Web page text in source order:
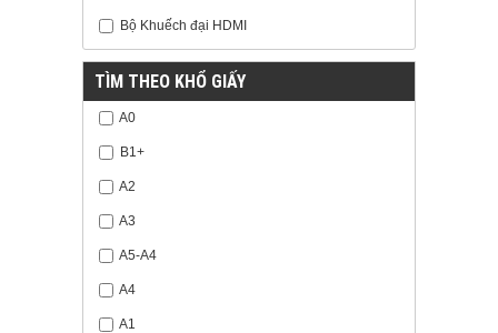
Bộ Khuếch đại HDMI
TÌM THEO KHỔ GIẤY
A0
B1+
A2
A3
A5-A4
A4
A1